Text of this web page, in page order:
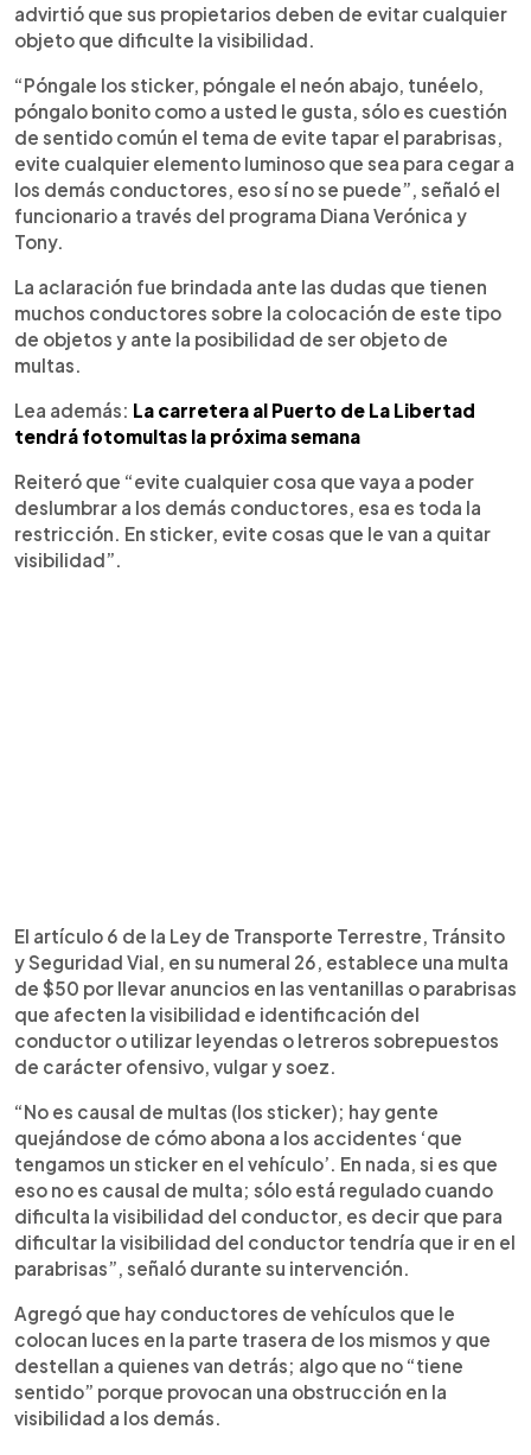
advirtió que sus propietarios deben de evitar cualquier
objeto que dificulte la visibilidad.
“Póngale los sticker, póngale el neón abajo, tunéelo,
póngalo bonito como a usted le gusta, sólo es cuestión
de sentido común el tema de evite tapar el parabrisas,
evite cualquier elemento luminoso que sea para cegar a
los demás conductores, eso sí no se puede”, señaló el
funcionario a través del programa Diana Verónica y
Tony.
La aclaración fue brindada ante las dudas que tienen
muchos conductores sobre la colocación de este tipo
de objetos y ante la posibilidad de ser objeto de
multas.
Lea además: La carretera al Puerto de La Libertad
tendrá fotomultas la próxima semana
Reiteró que “evite cualquier cosa que vaya a poder
deslumbrar a los demás conductores, esa es toda la
restricción. En sticker, evite cosas que le van a quitar
visibilidad”.
El artículo 6 de la Ley de Transporte Terrestre, Tránsito
y Seguridad Vial, en su numeral 26, establece una multa
de $50 por llevar anuncios en las ventanillas o parabrisas
que afecten la visibilidad e identificación del
conductor o utilizar leyendas o letreros sobrepuestos
de carácter ofensivo, vulgar y soez.
“No es causal de multas (los sticker); hay gente
quejándose de cómo abona a los accidentes ‘que
tengamos un sticker en el vehículo’. En nada, si es que
eso no es causal de multa; sólo está regulado cuando
dificulta la visibilidad del conductor, es decir que para
dificultar la visibilidad del conductor tendría que ir en el
parabrisas”, señaló durante su intervención.
Agregó que hay conductores de vehículos que le
colocan luces en la parte trasera de los mismos y que
destellan a quienes van detrás; algo que no “tiene
sentido” porque provocan una obstrucción en la
visibilidad a los demás.